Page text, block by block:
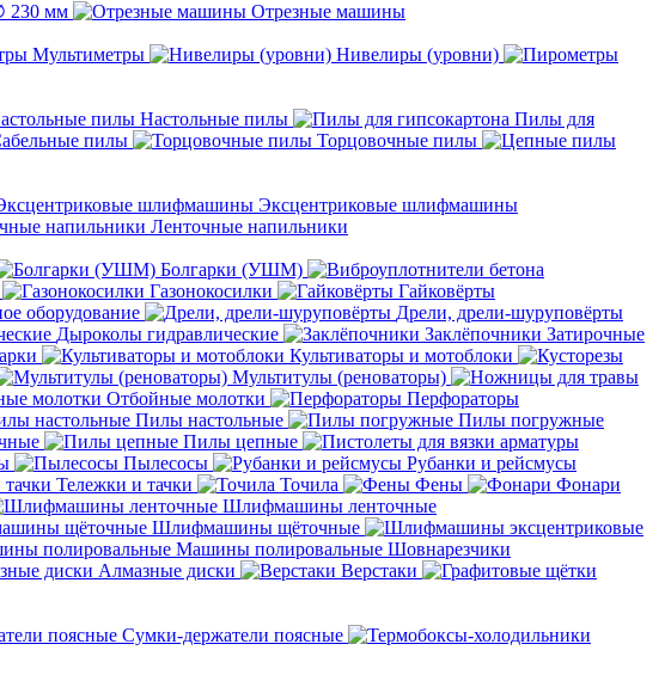
230 мм
Отрезные машины
Мультиметры
Нивелиры (уровни)
Настольные пилы
Пилы для
пилы
Торцовочные пилы
Эксцентриковые шлифмашины
Ленточные напильники
Болгарки (УШМ)
Газонокосилки
Гайковёрты
оборудование
Дрели, дрели-шуруповёрты
Дыроколы гидравлические Заклёпочники Затирочные
Культиваторы и мотоблоки
Мультитулы (реноваторы)
Отбойные молотки
Перфораторы
Пилы настольные
Пилы погружные
Пилы цепные
Пылесосы
Рубанки и рейсмусы
Тележки и тачки Точила Фены
Фонари
Шлифмашины ленточные
Шлифмашины щёточные
Машины полировальные Шовнарезчики
Алмазные диски
Верстаки
Сумки-держатели поясные